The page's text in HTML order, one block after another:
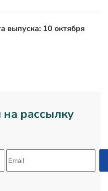
выпуска: 10 октября
на рассылку